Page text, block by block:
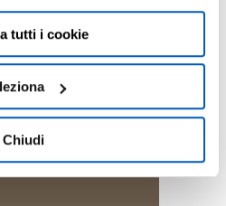
saperne di più ed
il tuo consenso, consulta
Privacy. È possibile
accedendo al pannello
tutti i cookie
Chiudi
CON NOI
Novembre, 2023